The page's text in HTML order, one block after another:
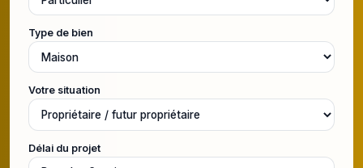
Type de bien
Votre situation
Délai du projet